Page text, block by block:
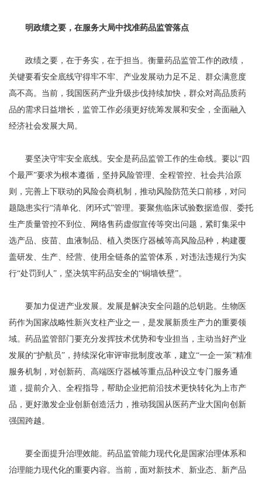
明政绩之要，在服务大局中找准药品监管落点
政绩之要，在于务实，在于担当。衡量药品监管工作的政绩，
关键要看安全底线守得牢不牢、产业发展动力足不足、群众满意度
高不高。当前，我国医药产业升级步伐持续加快，群众对高品质药
品的需求日益增长，监管工作必须更好统筹发展和安全，全面融入
经济社会发展大局。
要坚决守牢安全底线。安全是药品监管工作的生命线。要以“四
个最严”要求为根本遵循，坚持风险管理、全程管控、社会共治原
则，完善上下联动的风险会商机制，推动风险防范关口前移，对问
题隐患实行“清单化、闭环式”管理。要聚焦临床试验数据造假、委托
生产质量管控不到位、网络售药虚假宣传等突出问题，紧盯集采中
选产品、疫苗、血液制品、植入类医疗器械等高风险品种，构建覆
盖研发、生产、经营、使用全链条的监管体系，对违法违规行为实
行“处罚到人”，坚决筑牢药品安全的“铜墙铁壁”。
要加力促进产业发展。发展是解决安全问题的总钥匙。生物医
药作为国家战略性新兴支柱产业之一，是发展新质生产力的重要领
域。药品监管部门要充分发挥技术优势和专业担当，主动当好产业
发展的“护航员”，持续深化审评审批制度改革，建立“一企一策”精准
服务机制，对创新药、高端医疗器械等重点品种设立专门服务通
道，提前介入、全程指导，帮助企业把前沿技术更快转化为上市产
品，更好激发企业创新创造活力，推动我国从医药产业大国向创新
强国跨越。
要全面提升治理效能。药品监管能力现代化是国家治理体系和
治理能力现代化的重要内容。当前，面对新技术、新业态、新产品